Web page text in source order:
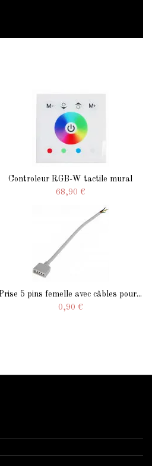
Controleur RGB-W tactile mural
68,90 €
Prise 5 pins femelle avec câbles pour...
0,90 €